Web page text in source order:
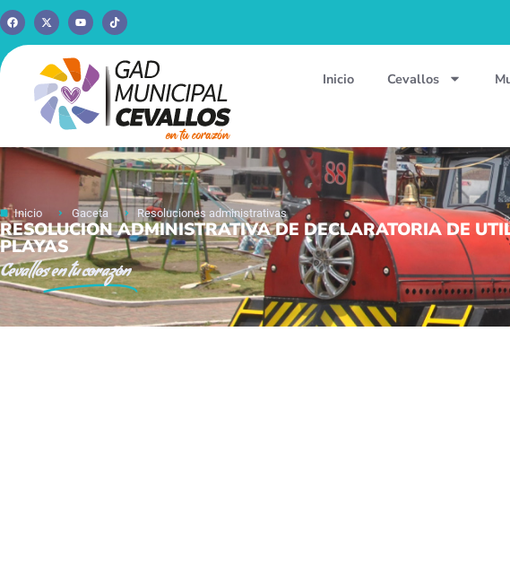
Inicio Cevallos
Inicio Gaceta Resoluciones administrativas
RESOLUCION ADMINISTRATIVA DE DECLARATORIA DE
PLAYAS
Cevallosen tu corazón